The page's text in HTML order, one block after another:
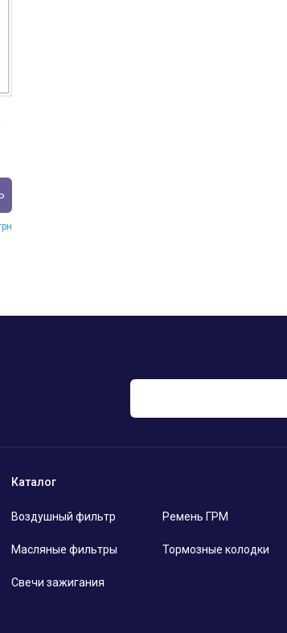
Каталог
Воздушный фильтр
Масляные фильтры
Свечи зажигания
Ремень ГРМ
Тормозные колодки